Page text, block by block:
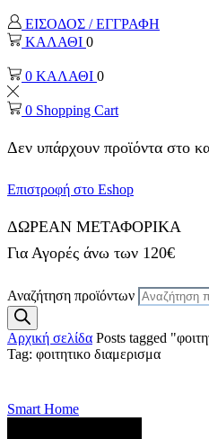
ΕΙΣΟΔΟΣ / ΕΓΓΡΑΦΗ
ΚΑΛΑΘΙ 0
0 ΚΑΛΑΘΙ 0
0 Shopping Cart
Δεν υπάρχουν προϊόντα στο
Επιστροφή στο Eshop
ΔΩΡΕΑΝ ΜΕΤΑΦΟΡΙΚΑ
Για Αγορές άνω των 120€
Αναζήτηση προϊόντων
Αρχική σελίδα Posts tagged
Tag: φοιτητικο διαμερισμα
Smart Home